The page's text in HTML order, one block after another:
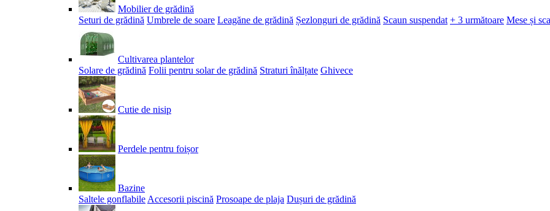
Mobilier de grădină
Seturi de grădină Umbrele de soare Leagăne de grădină Șezlonguri de grădină Scaun suspendat + 3 următoare Mese și
Cultivarea plantelor
Solare de grădină Folii pentru solar de grădină Straturi înălțate Ghivece
Cutie de nisip
Perdele pentru foișor
Bazine
Saltele gonflabile Accesorii piscină Prosoape de plaja Dușuri de grădină